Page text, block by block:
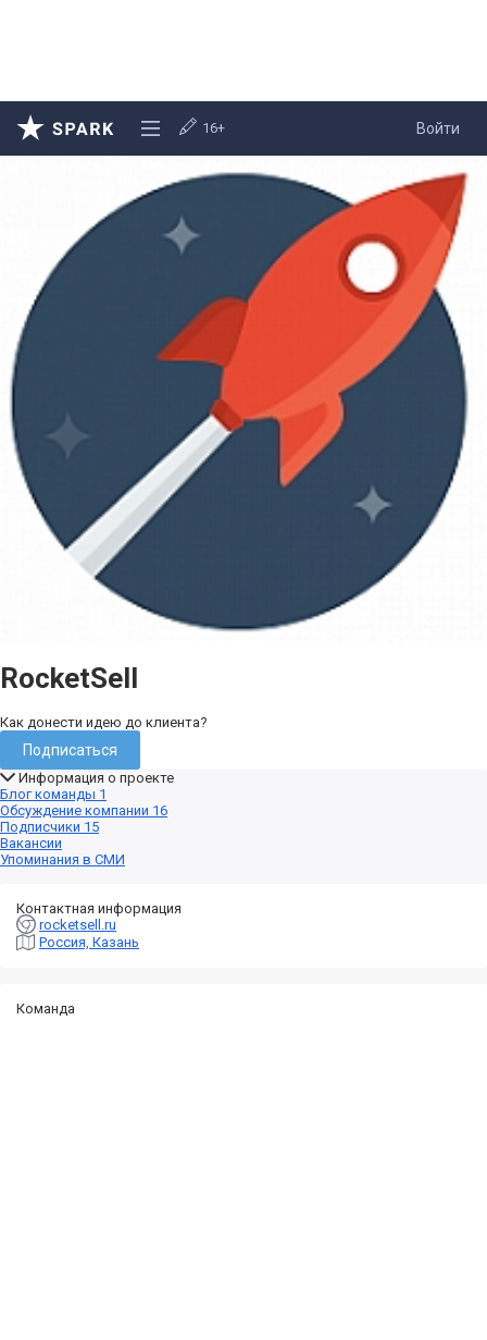
Войти
16+
RocketSell
Как донести идею до клиента?
Подписаться
Информация о проекте
Блог команды 1
Обсуждение компании 16
Подписчики 15
Вакансии
Упоминания в СМИ
Контактная информация
rocketsell.ru
Россия, Казань
Команда